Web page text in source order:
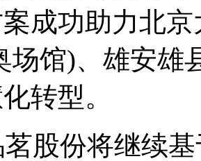
成功助力北
场馆)、雄安雄
转型。
茗股份将继续